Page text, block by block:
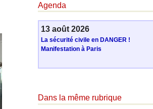
Agenda
13 août 2026
La sécurité civile en DANGER !
Manifestation à Paris
Dans la même rubrique